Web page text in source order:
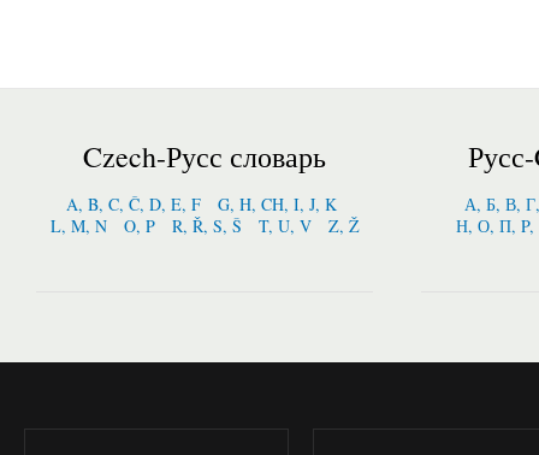
Czech-Русс словарь
A, B, C, Č, D, E, F
G, H, CH, I, J, K
L, M, N
O, P R, Ř, S, Š T, U, V Z, Ž
А, Б, В,
Н, О, П,